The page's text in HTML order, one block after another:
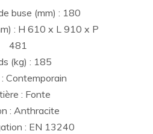
buse (mm) : 180
: H 610 x L 910 x P
481
(kg) : 185
Contemporain
: Fonte
: Anthracite
: EN 13240